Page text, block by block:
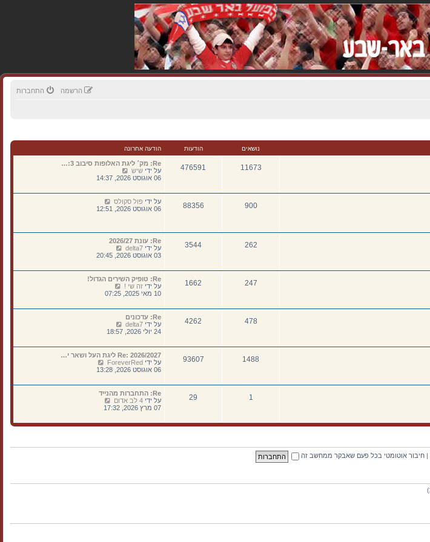
התחברות הרשמה
נושאים הודעות הודעה אחרונה
11673
476591
Re: מק׳ ליגת האלופות סיבוב 3:…
על ידי שיש
פ
ב
ה
ו
ד
ה
א
ח
ר
נ
ה
06 אוגוסט 2026, 14:37
900
88356 על ידי פול סקולס
פ
ע
ה
א
ח
ה
06 אוגוסט 2026, 12:51
262
3544
Re: עונת 2026/27
על ידי delta7
פ
ב
ה
ו
ד
ע
ר
נ
ה
03 אוגוסט 2026, 20:45
247
1662
Re: טופיק השירים הגדול!
על ידי זה שי !
פ
ב
ד
ע
ה
א
ח
ר
נ
ה
10 מאי 2025, 07:25
478
4262
Re: עדכונים
על ידי delta7
פ
ב
ה
ו
ד
ע
א
ח
ר
נ
24 יולי 2026, 18:57
1488
93607
Re: 2026/2027 ליגת העל ושאר י…
על ידי ForeverRed
פ
ב
ה
ר
06 אוגוסט 2026, 13:28
1
29
Re: התחברות מהנייד
על ידי 4 לב אדום
ב
ה
07 מרץ 2026, 17:32
חיבור אוטומטי בכל פעם שאבקר ממחשב זה